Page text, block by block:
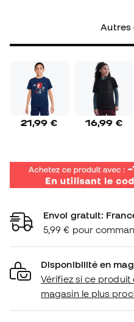
Autres
21,99 € 16,99 €
Envoi gratuit:
5,99 € pour
Disponibilité en
Vérifiez si ce
magasin le plus